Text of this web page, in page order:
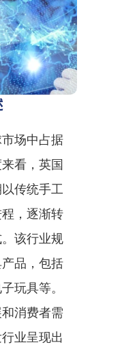
场中占据
看，英国
传统手工
，逐渐转
该行业规
品，包括
玩具等。
消费者需
业呈现出